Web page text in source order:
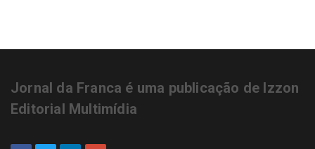
Jornal da Franca é uma publicação de Izzon
Editorial Multimídia